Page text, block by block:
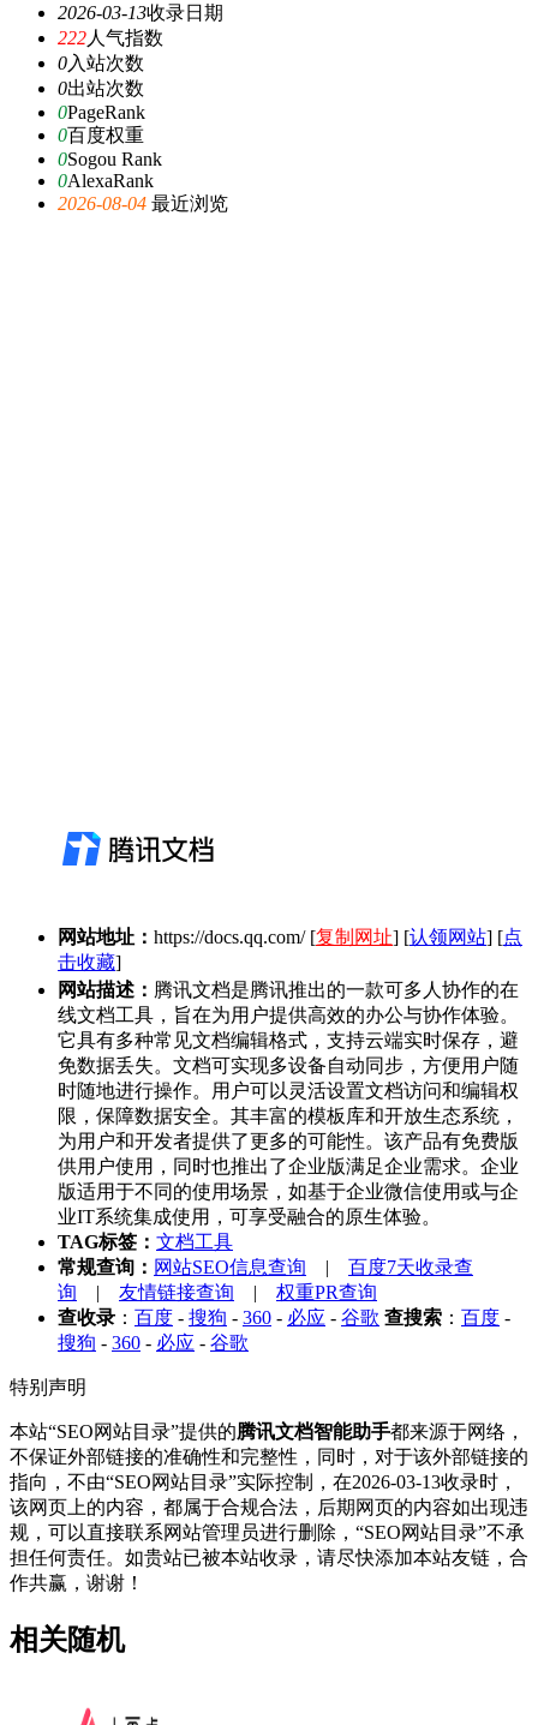
2026-03-13收录日期
222人气指数
0入站次数
0出站次数
0PageRank
0百度权重
0Sogou Rank
0AlexaRank
2026-08-04 最近浏览
网站地址： https://docs.qq.com/ [复制网址] [认领网站] [点
击收藏]
网站描述： 腾讯文档是腾讯推出的一款可多人协作的在
线文档工具，旨在为用户提供高效的办公与协作体验。
它具有多种常见文档编辑格式，支持云端实时保存，避
免数据丢失。文档可实现多设备自动同步，方便用户随
时随地进行操作。用户可以灵活设置文档访问和编辑权
限，保障数据安全。其丰富的模板库和开放生态系统，
为用户和开发者提供了更多的可能性。该产品有免费版
供用户使用，同时也推出了企业版满足企业需求。企业
版适用于不同的使用场景，如基于企业微信使用或与企
业IT系统集成使用，可享受融合的原生体验。
TAG标签： 文档工具
常规查询： 网站SEO信息查询 | 百度7天收录查
询 | 友情链接查询 | 权重PR查询
查收录 ： 百度 - 搜狗 - 360 - 必应 - 谷歌 查搜索 ： 百度 -
搜狗 - 360 - 必应 - 谷歌
特别声明
本站“SEO网站目录”提供的腾讯文档智能助手都来源于网络，
不保证外部链接的准确性和完整性，同时，对于该外部链接的
指向，不由“SEO网站目录”实际控制，在2026-03-13收录时，
该网页上的内容，都属于合规合法，后期网页的内容如出现违
规，可以直接联系网站管理员进行删除，“SEO网站目录”不承
担任何责任。如贵站已被本站收录，请尽快添加本站友链，合
作共赢，谢谢！
相关随机